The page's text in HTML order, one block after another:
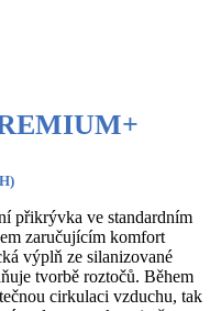
přikrývka ve standardním